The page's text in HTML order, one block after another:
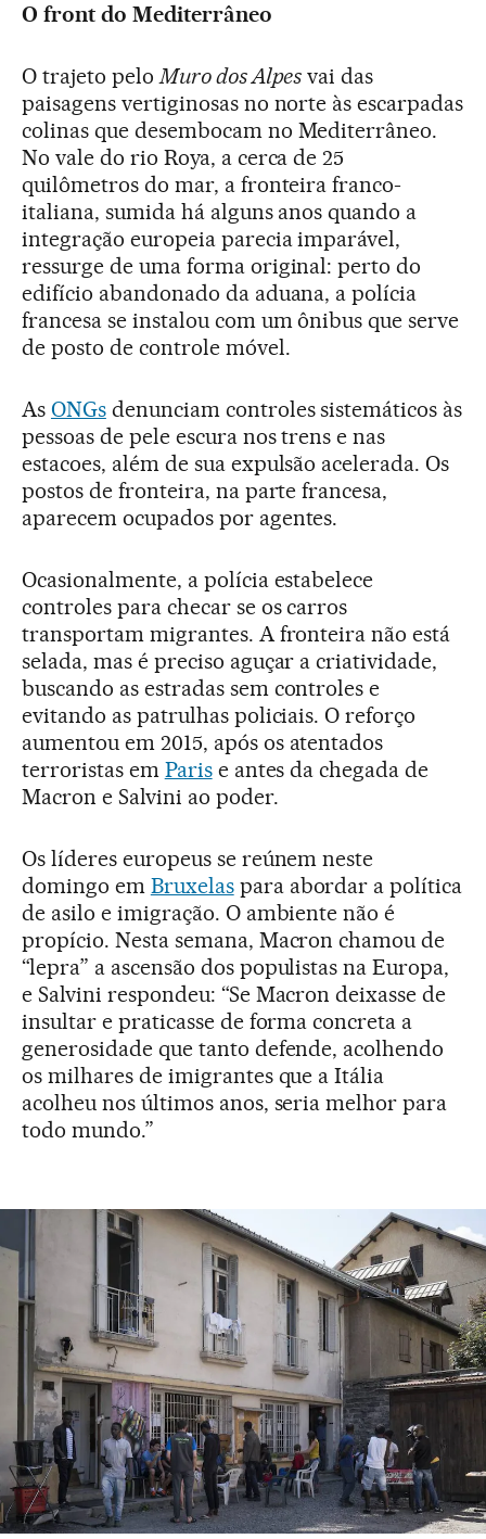
O front do Mediterrâneo
O trajeto peloMuro dos Alpes vai das
paisagens vertiginosas no norte às escarpadas
colinas que desembocam no Mediterrâneo.
No vale do rio Roya, a cerca de 25
quilômetros do mar, a fronteira franco-
italiana, sumida há alguns anos quando a
integração europeia parecia imparável,
ressurge de uma forma original: perto do
edifício abandonado da aduana, a polícia
francesa se instalou com um ônibus que serve
de posto de controle móvel.
As ONGsdenunciam controles sistemáticos às
pessoas de pele escura nos trens e nas
estacoes, além de sua expulsão acelerada. Os
postos de fronteira, na parte francesa,
aparecem ocupados por agentes.
Ocasionalmente, a polícia estabelece
controles para checar se os carros
transportam migrantes. A fronteira não está
selada, mas é preciso aguçar a criatividade,
buscando as estradas sem controles e
evitando as patrulhas policiais. O reforço
aumentou em 2015, após os atentados
terroristas em Parise antes da chegada de
Macron e Salvini ao poder.
Os líderes europeus se reúnem neste
domingo em Bruxelaspara abordar a política
de asilo e imigração. O ambiente não é
propício. Nesta semana, Macron chamou de
“lepra” a ascensão dos populistas na Europa,
e Salvini respondeu: “Se Macron deixasse de
insultar e praticasse de forma concreta a
generosidade que tanto defende, acolhendo
os milhares de imigrantes que a Itália
acolheu nos últimos anos, seria melhor para
todo mundo.”